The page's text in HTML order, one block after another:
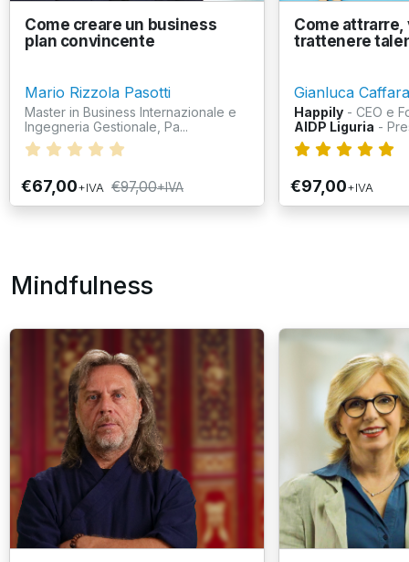
Come creare un business
plan convincente
Mario Rizzola Pasotti
Master in Business Internazionale e
Ingegneria Gestionale, Pa...
€97,00+IVA
€67,00+IVA
Come attrarre,
trattenere
Gianluca
Happily - CEO e
AIDP Liguria -
€97,00+IVA
Mindfulness